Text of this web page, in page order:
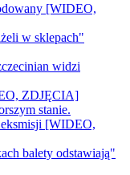
[WIDEO,
w sklepach"
widzi
ZDJĘCIA]
stanie.
eksmisji [WIDEO,
balety odstawiają"